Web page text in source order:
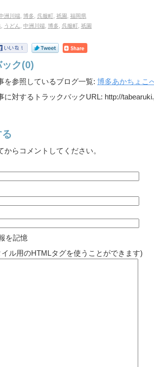
洲川端, 博多 呉服町, 祇園
福岡県
, うどん 中洲川端, 博多 呉服町 祇園
ック(0)
を参照しているブログ一覧: 博多あかちょこ
に対するトラックバックURL: http://
からコメントしてください。
を記憶
ル用のHTMLタグを使うことができます)